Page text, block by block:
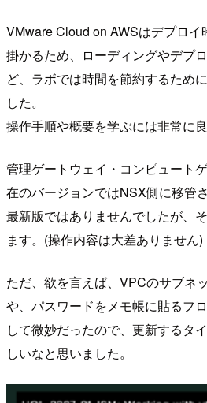
VMware Cloud on AWSはデプロ
掛かるため、ローディングやデプ
ど、ラボでは時間を節約するため
した。
操作手順や概要を学ぶには非常に
管理ゲートウェイ・コンピュート
在のバージョンではNSX側に移管
最新版ではありませんでしたが、
ます。(操作内容は大差ありません)
ただ、欲を言えば、VPCのサブネ
や、パスワードをメモ帳に貼るフ
して微妙だったので、更新するタ
しいなと思いました。